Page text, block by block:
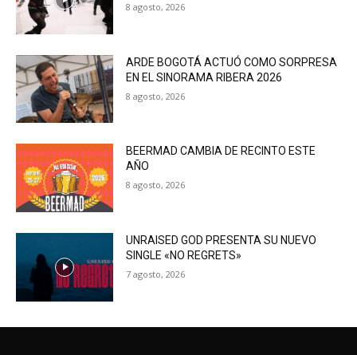
8 agosto, 2026
ARDE BOGOTÁ ACTUÓ COMO SORPRESA
EN EL SINORAMA RIBERA 2026
8 agosto, 2026
BEERMAD CAMBIA DE RECINTO ESTE
AÑO
8 agosto, 2026
UNRAISED GOD PRESENTA SU NUEVO
SINGLE «NO REGRETS»
7 agosto, 2026